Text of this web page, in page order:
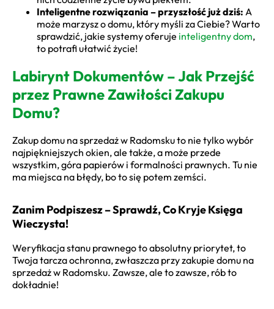
Inteligentne rozwiązania – przyszłość już dziś: A
może marzysz o domu, który myśli za Ciebie? Warto
sprawdzić, jakie systemy oferuje inteligentny dom,
to potrafi ułatwić życie!
Labirynt Dokumentów – Jak Przejść
przez Prawne Zawiłości Zakupu
Domu?
Zakup domu na sprzedaż w Radomsku to nie tylko wybór
najpiękniejszych okien, ale także, a może przede
wszystkim, góra papierów i formalności prawnych. Tu nie
ma miejsca na błędy, bo to się potem zemści.
Zanim Podpiszesz – Sprawdź, Co Kryje Księga
Wieczysta!
Weryfikacja stanu prawnego to absolutny priorytet, to
Twoja tarcza ochronna, zwłaszcza przy zakupie domu na
sprzedaż w Radomsku. Zawsze, ale to zawsze, rób to
dokładnie!